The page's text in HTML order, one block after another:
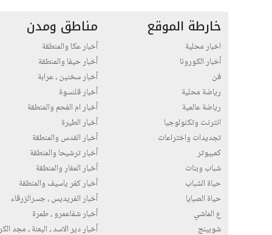
خارطة الموقع
اخبار محلية
أخبار الكورونا
فن
رياضة محلية
رياضة عالمية
انترنت وتكنولوجيا
تجديدات واختراعات
كمبيوتر
شباب وبنات
حياة الشباب
حياة الصبايا
ع الماشي
شوبينج
مناطق ومدن
أخبار عكا والمنطقة
أخبار حيفا والمنطقة
أخبار سخنين ، عرابة
أخبار قلنسوة
أخبار ام الفحم والمنطقة
أخبار الطيرة
أخبار القدس والمنطقة
أخبار ترشيحا والمنطقة
أخبار المغار والمنطقة
أخبار كفر ياسيف والمنطقة
أخبار الفريديس ، جسرالزرقاء
أخبار شفاعمرو ، طمرة
أخبار دير الاسد ، البعنة ، مجد